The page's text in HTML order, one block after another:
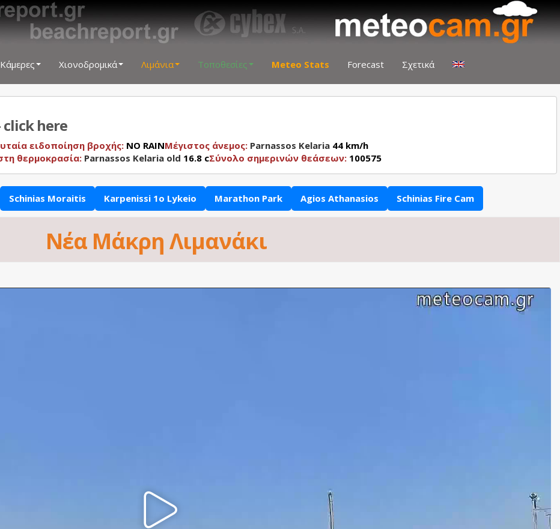
Κάμερες Χιονοδρομικά Λιμάνια Τοποθεσίες Meteo Stats Forecast Σχετικά
here
ειδοποίηση βροχής: NO RAINΜέγιστος άνεμος: Parnassos Kelaria 44 km/h
θερμοκρασία: Parnassos Kelaria old 16.8 cΣύνολο σημερινών θεάσεων: 100575
Schinias Moraitis Karpenissi 1o Lykeio Marathon Park Agios Athanasios Schinias Fire Cam
Νέα Μάκρη Λιμανάκι